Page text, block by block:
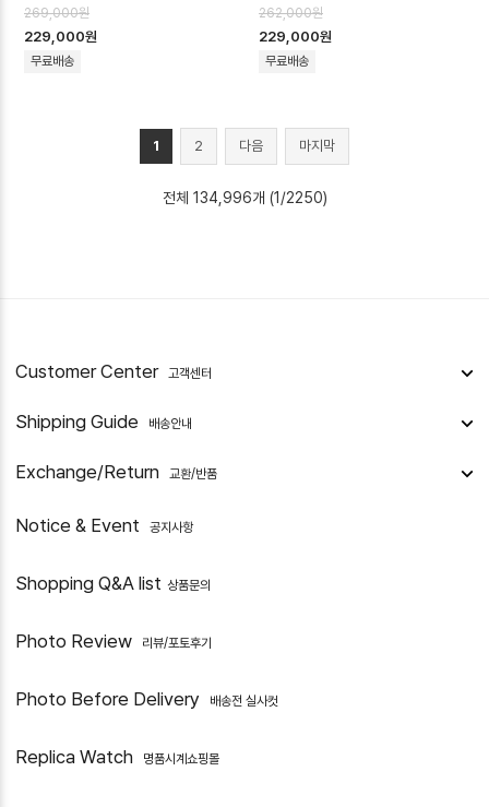
269,000원
229,000원
무료배송
262,000원
229,000원
무료배송
1 2 다음 마지막
전체 134,996개 (1/2250)
Customer Center 고객센터
Shipping Guide 배송안내
Exchange/Return 교환/반품
Notice & Event 공지사항
Shopping Q&A list 상품문의
Photo Review 리뷰/포토후기
Photo Before Delivery 배송전 실사컷
Replica Watch 명품시계쇼핑몰